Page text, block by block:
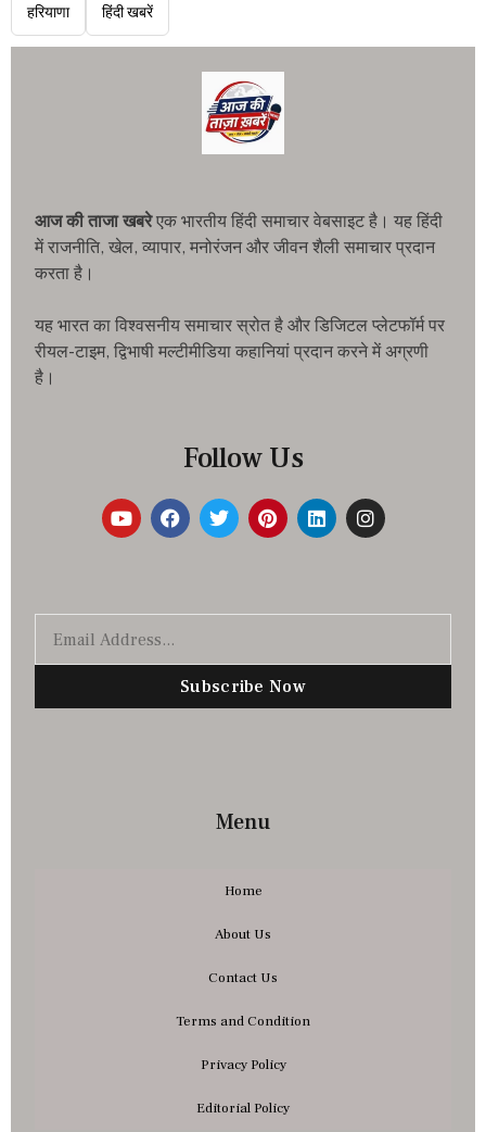
हरियाणा हिंदी खबरें
आज की ताजा खबरेएक भारतीय हिंदी समाचार वेबसाइट है। यह हिंदी
में राजनीति, खेल, व्यापार, मनोरंजन और जीवन शैली समाचार प्रदान
करता है।
यह भारत का विश्वसनीय समाचार स्रोत है और डिजिटल प्लेटफॉर्म पर
रीयल-टाइम, द्विभाषी मल्टीमीडिया कहानियां प्रदान करने में अग्रणी
है।
Follow Us
Subscribe Now
Menu
Home
About Us
Contact Us
Terms and Condition
Privacy Policy
Editorial Policy